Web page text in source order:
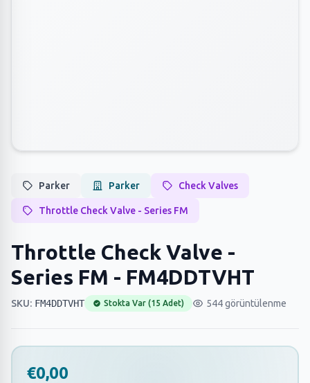
Parker Parker Check Valves
Throttle Check Valve - Series FM
Throttle Check Valve -
Series FM - FM4DDTVHT
SKU: FM4DDTVHT Stokta Var (15 Adet) 544 görüntülenme
€0,00